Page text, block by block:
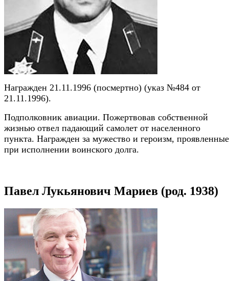
Награжден 21.11.1996 (посмертно) (указ №484 от
21.11.1996).
Подполковник авиации. Пожертвовав собственной
жизнью отвел падающий самолет от населенного
пункта. Награжден за мужество и героизм, проявленные
при исполнении воинского долга.
Павел Лукьянович Мариев (род. 1938)